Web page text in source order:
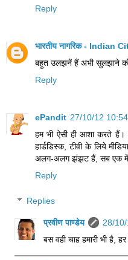
Reply
भारतीय नागरिक - Indian
बहुत उलझनें हैं अभी सुलझाने
Reply
ePandit 27/10/12 10:54
हम भी ऐसी ही आशा करते हैं।
हार्डडिस्क, टीवी के लिये
अलग-अलग झंझट हैं, सब एक में
Reply
Replies
प्रवीण पाण्डेय
28/
बस वही चाह हमारी भी है,